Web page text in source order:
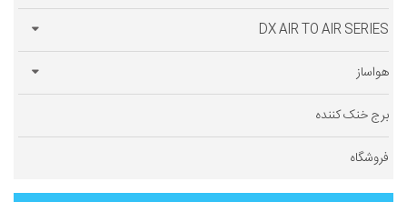
DX AIR TO AIR SERIES
هواساز
برج خنک کننده
فروشگاه